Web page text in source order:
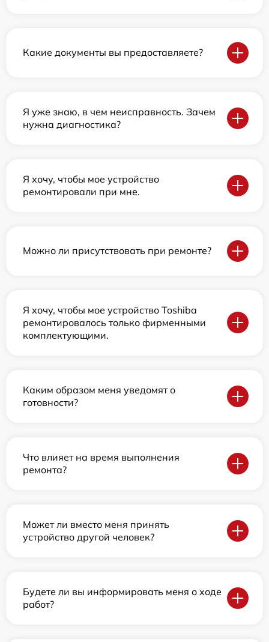
Какие документы вы предоставляете?
Я уже знаю, в чем неисправность. Зачем
нужна диагностика?
Я хочу, чтобы мое устройство
ремонтировали при мне.
Можно ли присутствовать при ремонте?
Я хочу, чтобы мое устройство Toshiba
ремонтировалось только фирменными
комплектующими.
Каким образом меня уведомят о
готовности?
Что влияет на время выполнения
ремонта?
Может ли вместо меня принять
устройство другой человек?
Будете ли вы информировать меня о ходе
работ?